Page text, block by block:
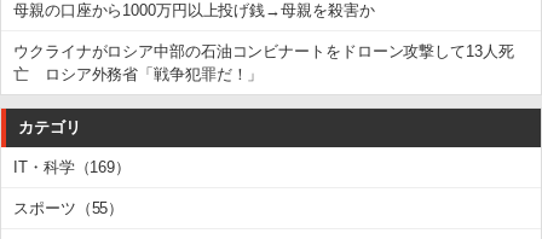
母親の口座から1000万円以上投げ銭→母親を殺害か
ウクライナがロシア中部の石油コンビナートをドローン攻撃して13人死
亡 ロシア外務省「戦争犯罪だ！」
カテゴリ
IT・科学（169）
スポーツ（55）